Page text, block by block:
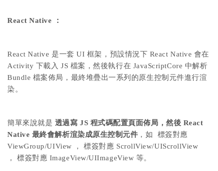
React Native ：
React Native 是一套 UI 框架，預設情況下 React Native 會在
Activity 下載入 JS 檔案，然後執行在 JavaScriptCore 中解析
Bundle 檔案佈局，最終堆疊出一系列的原生控制元件進行渲
染。
簡單來說就是 透過寫 JS 程式碼配置頁面佈局，然後 React
Native 最終會解析渲染成原生控制元件 ，如 標簽對應
ViewGroup/UIView ， 標簽對應 ScrollView/UIScrollView
， 標簽對應 ImageView/UIImageView 等。